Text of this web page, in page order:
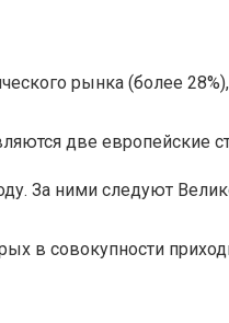
рынка (более
две европейские
За ними следуют
в совокупности